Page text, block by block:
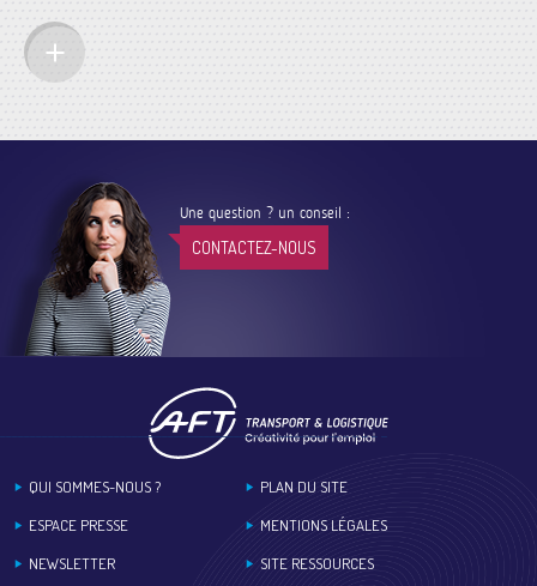
Une question ? un conseil :
CONTACTEZ-NOUS
QUI SOMMES-NOUS ?
ESPACE PRESSE
NEWSLETTER
PLAN DU SITE
MENTIONS LÉGALES
SITE RESSOURCES